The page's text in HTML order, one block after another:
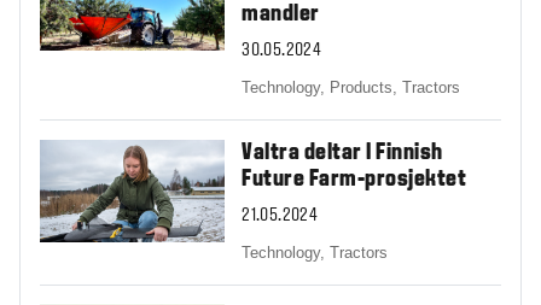
mandler
30.05.2024
Technology, Products,Tractors
Valtra deltar I Finnish
Future Farm-prosjektet
21.05.2024
Technology,Tractors